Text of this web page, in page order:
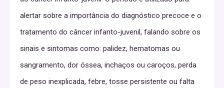
alertar sobre a importância do diagnóstico precoce e o
tratamento do câncer infanto-juvenil, falando sobre os
sinais e sintomas como: palidez, hematomas ou
sangramento, dor óssea, inchaços ou caroços, perda
de peso inexplicada, febre, tosse persistente ou falta